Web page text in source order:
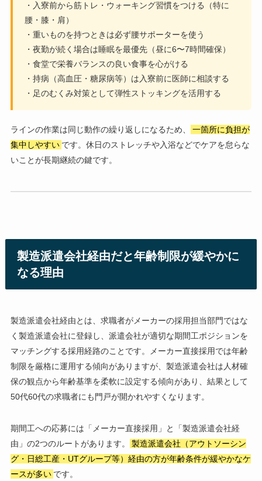
・入寮前から筋トレ・ウォーキング習慣をつける（特に
腰・膝・肩）
・重いものを持つときは必ず腰サポーターを使う
・夜勤が続く場合は睡眠を最優先（昼に6〜7時間確保）
・食堂で栄養バランスの良い食事を心がける
・持病（高血圧・糖尿病等）は入寮前に医師に相談する
・足のむくみ対策として弾性ストッキングを活用する
ラインの作業は同じ動作の繰り返しになるため、
一箇所に負担が
集中しやすい です。休日のストレッチや入浴などでケアを怠らな
いことが長期継続の鍵です。
製造派遣会社経由だと年齢制限が緩やかに
なる理由
製造派遣会社経由とは、求職者がメーカーの採用担当部門ではな
く製造派遣会社に登録し、派遣会社が適切な期間工ポジションを
マッチングする採用経路のことです。メーカー直接採用では年齢
制限を厳格に運用する傾向がありますが、製造派遣会社は人材確
保の観点から年齢基準を柔軟に設定する傾向があり、結果として
50代60代の求職者にも門戸が開かれやすくなります。
期間工への応募には「メーカー直接採用」と「製造派遣会社経
由」の2つのルートがあります。
製造派遣会社（アウトソーシン
グ・日総工産・UTグループ等）経由の方が年齢条件が緩やかなケ
ースが多い です。